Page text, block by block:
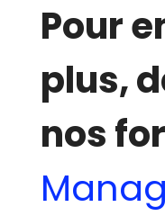
Pour
plus,
nos